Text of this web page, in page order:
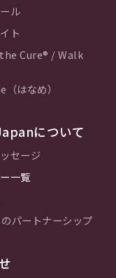
ル
ト
Cure® / Walk
はなめ）
について
セージ
一覧
パートナーシップ